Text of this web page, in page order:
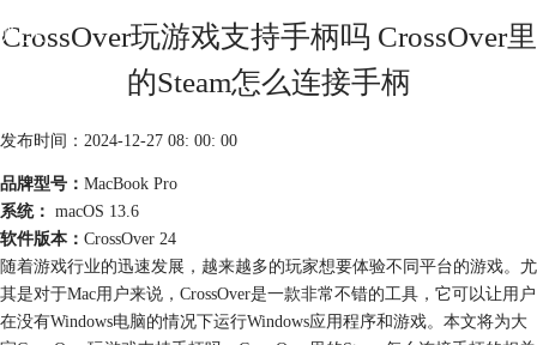
购买
CrossOver玩游戏支持手柄吗 CrossOver里
的Steam怎么连接手柄
发布时间：2024-12-27 08: 00: 00
品牌型号： MacBook Pro
系统： macOS 13.6
软件版本： CrossOver 24
随着游戏行业的迅速发展，越来越多的玩家想要体验不同平台的游戏。尤
其是对于Mac用户来说，CrossOver是一款非常不错的工具，它可以让用户
在没有Windows电脑的情况下运行Windows应用程序和游戏。本文将为大